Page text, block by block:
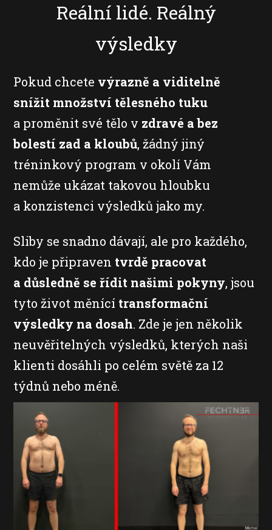
Reální lidé. Reálný
výsledky
Pokud chcete výrazně a viditelně
snížit množství tělesného tuku
a proměnit své tělo v zdravé a bez
bolestí zad a kloubů, žádný jiný
tréninkový program v okolí Vám
nemůže ukázat takovou hloubku
a konzistenci výsledků jako my.
Sliby se snadno dávají, ale pro každého,
kdo je připraven tvrdě pracovat
a důsledně se řídit našimi pokyny, jsou
tyto život měnící transformační
výsledky na dosah. Zde je jen několik
neuvěřitelných výsledků, kterých naši
klienti dosáhli po celém světě za 12
týdnů nebo méně.